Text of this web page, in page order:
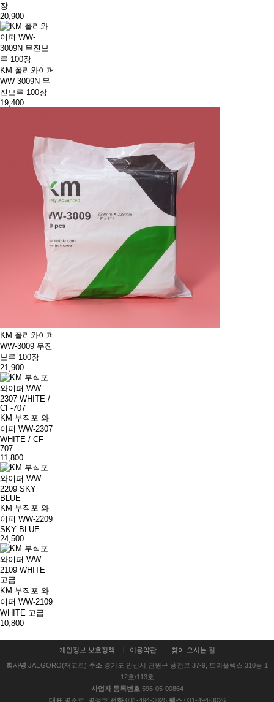
장
20,900
KM 폴리와이퍼
WW-3009N 무
진보루 100장
19,400
KM 폴리와이퍼
WW-3009 무진
보루 100장
21,900
KM 부직포 와
이퍼 WW-2307
WHITE / CF-
707
11,800
KM 부직포 와
이퍼 WW-2209
SKY BLUE
24,500
KM 부직포 와
이퍼 WW-2109
WHITE 고급
10,800
개인정보 보호정책 이용약관 찾아 오시는 길
회사명 JAEGORO(재고로) 주소 경기도 안산시 단원구 풍전로 37-9, 트리플렉스 310동 1
12호/113호
사업자 등록번호 596-05-00864
대표 명준호, 명정호 전화031-494-3025 팩스031-494-3026